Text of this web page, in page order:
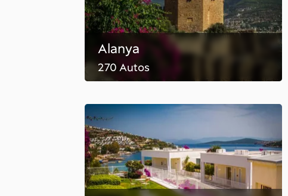
Alanya
270 Autos